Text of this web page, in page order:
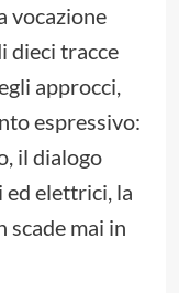
vocazione
dieci tracce
approcci,
espressivo:
il dialogo
elettrici, la
scade mai in